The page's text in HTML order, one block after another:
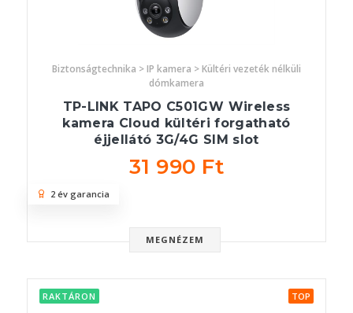
Biztonságtechnika > IP kamera > Kültéri vezeték nélküli
dómkamera
TP-LINK TAPO C501GW Wireless
kamera Cloud kültéri forgatható
éjjellátó 3G/4G SIM slot
31 990 Ft
MEGNÉZEM
2 év garancia
RAKTÁRON TOP